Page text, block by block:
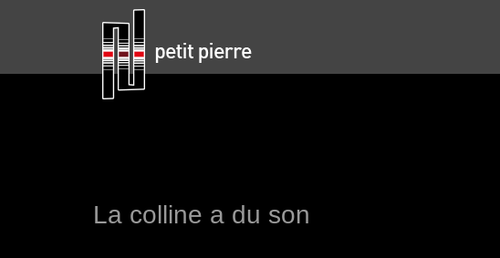
La colline a du son